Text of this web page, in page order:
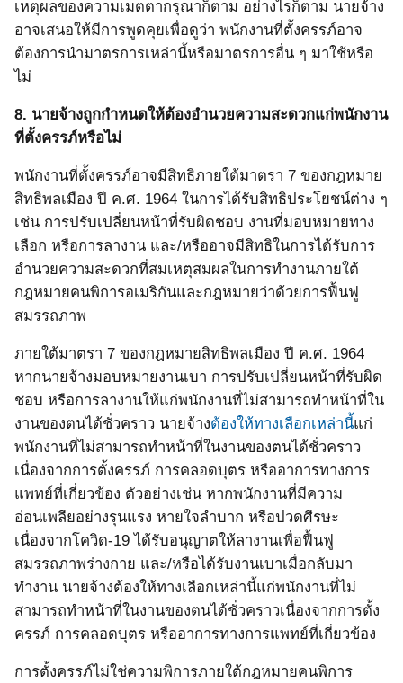
เหตุผลของความเมตตากรุณาก็ตาม อย่างไรก็ตาม นายจ้าง
อาจเสนอให้มีการพูดคุยเพื่อดูว่า พนักงานที่ตั้งครรภ์อาจ
ต้องการนำมาตรการเหล่านี้หรือมาตรการอื่น ๆ มาใช้หรือ
ไม่
8. นายจ้างถูกกำหนดให้ต้องอำนวยความสะดวกแก่พนักงาน
ที่ตั้งครรภ์หรือไม่
พนักงานที่ตั้งครรภ์อาจมีสิทธิภายใต้มาตรา 7 ของกฎหมาย
สิทธิพลเมือง ปี ค.ศ. 1964 ในการได้รับสิทธิประโยชน์ต่าง ๆ
เช่น การปรับเปลี่ยนหน้าที่รับผิดชอบ งานที่มอบหมายทาง
เลือก หรือการลางาน และ/หรืออาจมีสิทธิในการได้รับการ
อำนวยความสะดวกที่สมเหตุสมผลในการทำงานภายใต้
กฎหมายคนพิการอเมริกันและกฎหมายว่าด้วยการฟื้นฟู
สมรรถภาพ
ภายใต้มาตรา 7 ของกฎหมายสิทธิพลเมือง ปี ค.ศ. 1964
หากนายจ้างมอบหมายงานเบา การปรับเปลี่ยนหน้าที่รับผิด
ชอบ หรือการลางานให้แก่พนักงานที่ไม่สามารถทำหน้าที่ใน
งานของตนได้ชั่วคราว นายจ้างต้องให้ทางเลือกเหล่านี้แก่
พนักงานที่ไม่สามารถทำหน้าที่ในงานของตนได้ชั่วคราว
เนื่องจากการตั้งครรภ์ การคลอดบุตร หรืออาการทางการ
แพทย์ที่เกี่ยวข้อง ตัวอย่างเช่น หากพนักงานที่มีความ
อ่อนเพลียอย่างรุนแรง หายใจลำบาก หรือปวดศีรษะ
เนื่องจากโควิด-19ได้รับอนุญาตให้ลางานเพื่อฟื้นฟู
สมรรถภาพร่างกาย และ/หรือได้รับงานเบาเมื่อกลับมา
ทำงาน นายจ้างต้องให้ทางเลือกเหล่านี้แก่พนักงานที่ไม่
สามารถทำหน้าที่ในงานของตนได้ชั่วคราวเนื่องจากการตั้ง
ครรภ์ การคลอดบุตร หรืออาการทางการแพทย์ที่เกี่ยวข้อง
การตั้งครรภ์ไม่ใช่ความพิการภายใต้กฎหมายคนพิการ